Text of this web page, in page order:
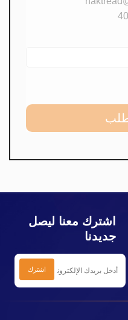
اشترك معنا ليصل
جديدنا